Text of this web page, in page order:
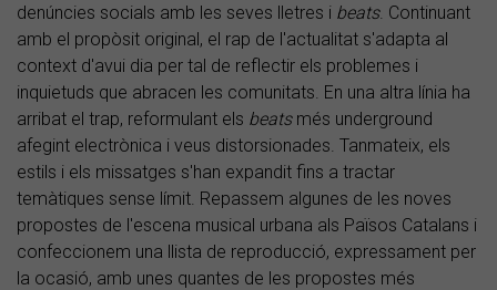
denúncies socials amb les seves lletres i beats. Continuant
amb el propòsit original, el rap de l'actualitat s'adapta al
context d'avui dia per tal de reflectir els problemes i
inquietuds que abracen les comunitats. En una altra línia ha
arribat el trap, reformulant els beatsmés underground
afegint electrònica i veus distorsionades. Tanmateix, els
estils i els missatges s'han expandit fins a tractar
temàtiques sense límit. Repassem algunes de les noves
propostes de l'escena musical urbana als Països Catalans i
confeccionem una llista de reproducció, expressament per
la ocasió, amb unes quantes de les propostes més